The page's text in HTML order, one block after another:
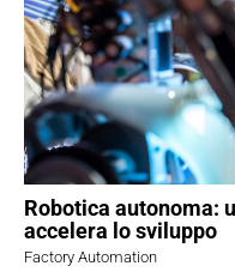
Robotica autonoma:
accelera lo sviluppo
Factory Automation